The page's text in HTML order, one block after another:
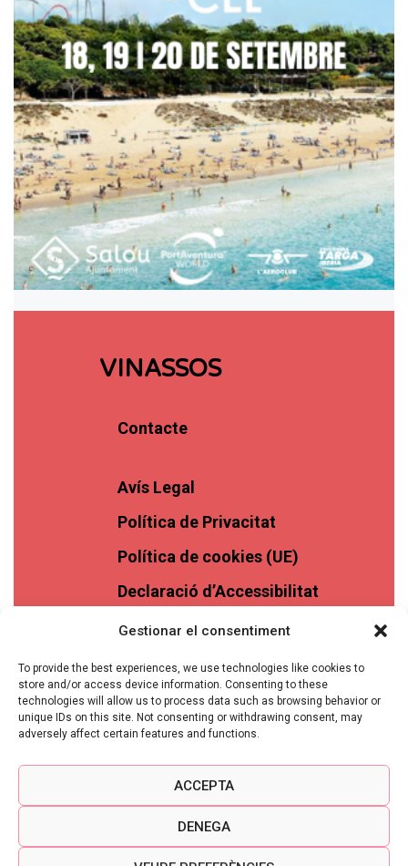
Gestionar el consentiment
To provide the best experiences, we use technologies like cookies to
store and/or access device information. Consenting to these
technologies will allow us to process data such as browsing behavior or
unique IDs on this site. Not consenting or withdrawing consent, may
adversely affect certain features and functions.
ACCEPTA
DENEGA
VINASSOS
Contacte
Avís Legal
Política de Privacitat
Política de cookies (UE)
Declaració d’Accessibilitat